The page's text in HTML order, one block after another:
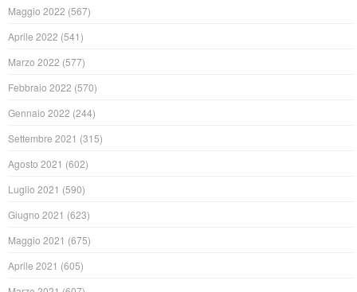
Maggio 2022 (567)
Aprile 2022 (541)
Marzo 2022 (577)
Febbraio 2022 (570)
Gennaio 2022 (244)
Settembre 2021 (315)
Agosto 2021 (602)
Luglio 2021 (590)
Giugno 2021 (623)
Maggio 2021 (675)
Aprile 2021 (605)